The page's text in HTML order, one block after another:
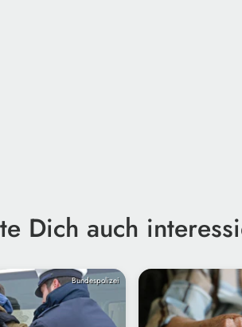
Dich auch
Bundespolizei